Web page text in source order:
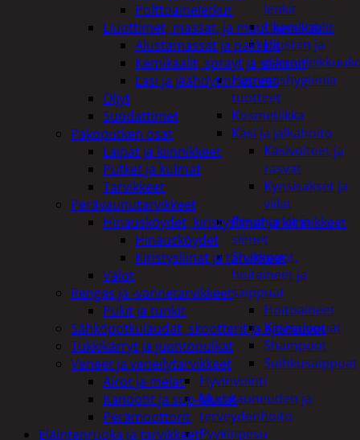
lenkit
Hiusvärit
Hiusten ja
Hammashygienia
tuotteet
Kosmetiikka
Käsi ja jalkahoito
Käsivoiteet ja
rasvat
Kynsisakset ja
viilat
Pesuharjat ja -
sienet
Shampoot,
hoitaineet ja
saippuat
Hoitoaineet
Käsisaippuat
Shampoot
Suihkusaippuat
Hyvinvointi
Muu kauneuden ja
terveydenhoito
Pyykinpesu
Polttoaineletkut
Liuottimet, massat, ja muut kemikaalit
Alustamassat ja pakkelit
Kemikaalit, sprayt ja silikonit
Lasi ja jäähdytinnesteet
Öljyt
Suodattimet
Pakoputken osat
Laipat ja kiinnikkeet
Putket ja kulmat
Tarvikkeet
Perävaunutarvikkeet
Hinausköydet, kiristysliinat ja kiinnikkeet
Hinausköydet
Kiristysliinat ja tarvikkeet
Valot
Rengas ja -vannetarvikkeet
Pukit ja tunkit
Sähköpotkulaudat, skootterit ja ajoneuvot
Tukkikärryt ja juontopulkat
Veneet ja veneilytarvikkeet
Airot ja melat
Kanootit ja sup-laudat
Perämoottorit
Eläintenruoka ja tarvikkeet